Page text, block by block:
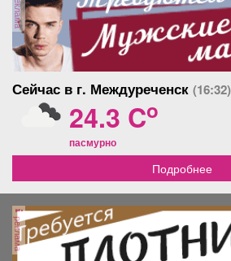
реклама
Сейчас в г. Междуреченск (16:32)
24.3 Co
пасмурно
Подробнее
реклама